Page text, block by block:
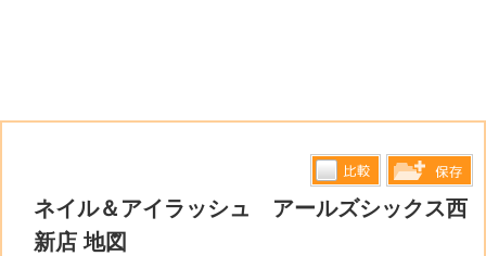
ネイル＆アイラッシュ アールズシックス西
新店 地図
比較す
保存リス